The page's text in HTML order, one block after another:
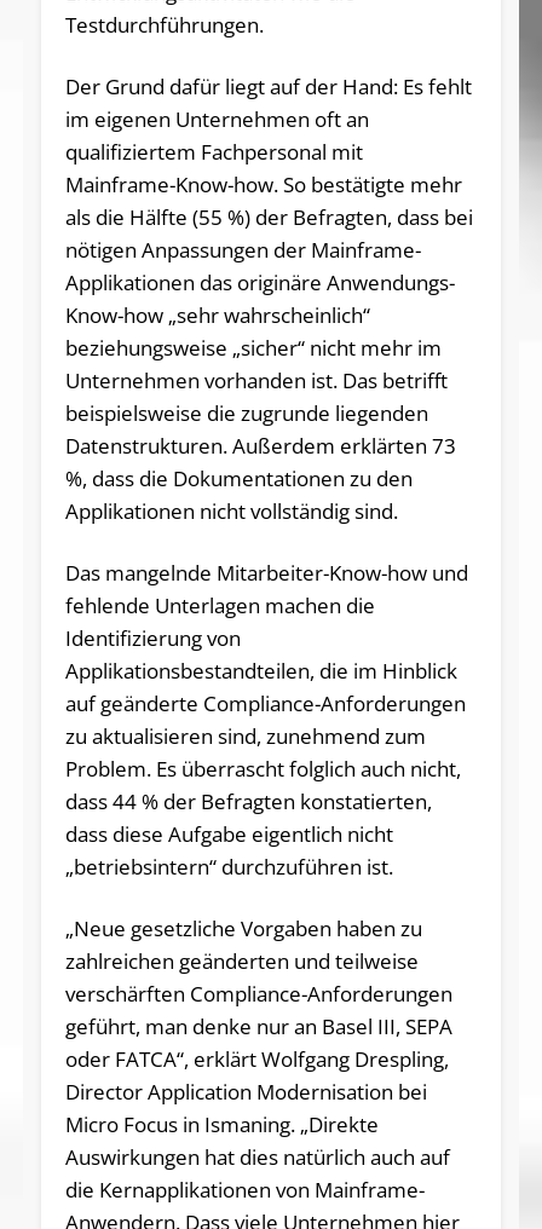
Testdurchführungen.
Der Grund dafür liegt auf der Hand: Es fehlt
im eigenen Unternehmen oft an
qualifiziertem Fachpersonal mit
Mainframe-Know-how. So bestätigte mehr
als die Hälfte (55 %) der Befragten, dass bei
nötigen Anpassungen der Mainframe-
Applikationen das originäre Anwendungs-
Know-how „sehr wahrscheinlich“
beziehungsweise „sicher“ nicht mehr im
Unternehmen vorhanden ist. Das betrifft
beispielsweise die zugrunde liegenden
Datenstrukturen. Außerdem erklärten 73
%, dass die Dokumentationen zu den
Applikationen nicht vollständig sind.
Das mangelnde Mitarbeiter-Know-how und
fehlende Unterlagen machen die
Identifizierung von
Applikationsbestandteilen, die im Hinblick
auf geänderte Compliance-Anforderungen
zu aktualisieren sind, zunehmend zum
Problem. Es überrascht folglich auch nicht,
dass 44 % der Befragten konstatierten,
dass diese Aufgabe eigentlich nicht
„betriebsintern“ durchzuführen ist.
„Neue gesetzliche Vorgaben haben zu
zahlreichen geänderten und teilweise
verschärften Compliance-Anforderungen
geführt, man denke nur an Basel III, SEPA
oder FATCA“, erklärt Wolfgang Drespling,
Director Application Modernisation bei
Micro Focus in Ismaning. „Direkte
Auswirkungen hat dies natürlich auch auf
die Kernapplikationen von Mainframe-
Anwendern. Dass viele Unternehmen hier